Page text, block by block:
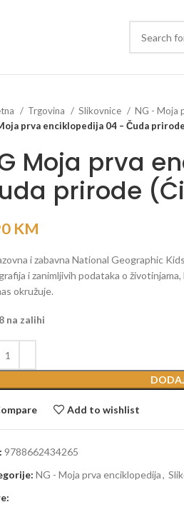
Trgovina Slikovnice
NG - Moja
prva enciklopedija 04 – Čuda
Moja prva
prirode
KM
i zabavna National Geographic
i zanimljivih podataka o
okružuje.
na zalihi
Add to wishlist
9788662434265
NG - Moja prva enciklopedija,